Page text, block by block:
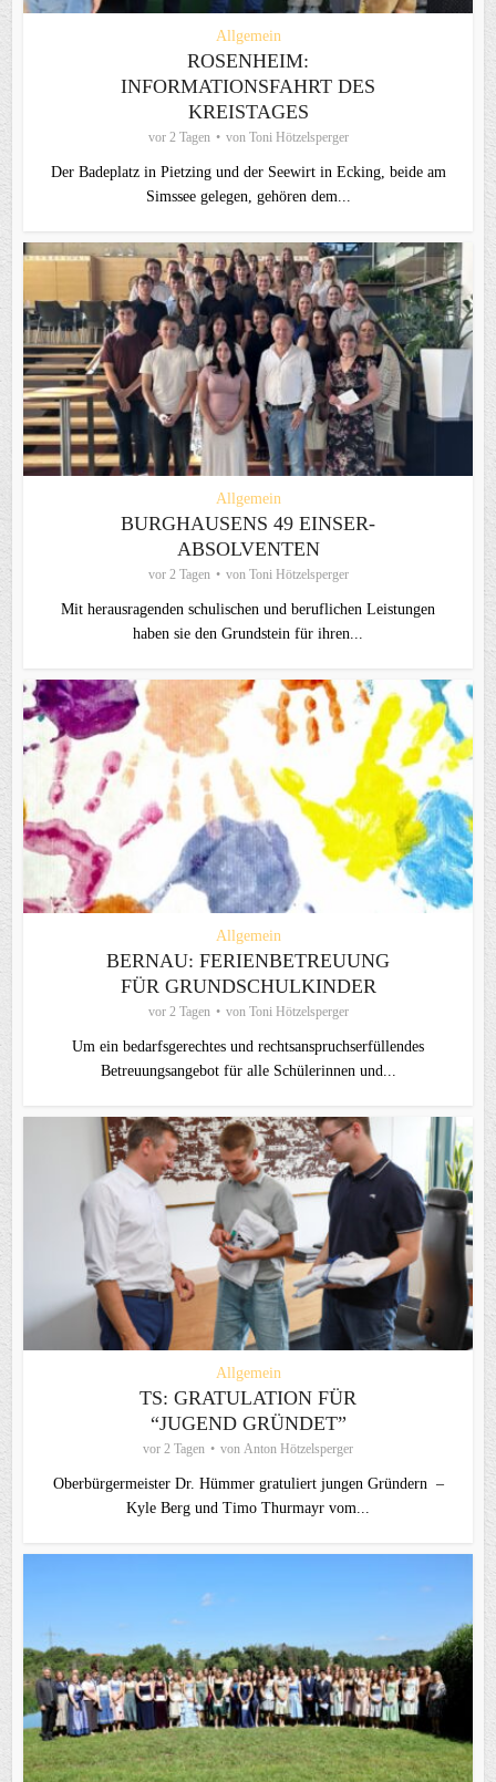
Allgemein
ROSENHEIM:
INFORMATIONSFAHRT DES
KREISTAGES
vor 2 Tagen von Toni Hötzelsperger
Der Badeplatz in Pietzing und der Seewirt in Ecking, beide am
Simssee gelegen, gehören dem...
Allgemein
BURGHAUSENS 49 EINSER-
ABSOLVENTEN
vor 2 Tagen von Toni Hötzelsperger
Mit herausragenden schulischen und beruflichen Leistungen
haben sie den Grundstein für ihren...
Allgemein
BERNAU: FERIENBETREUUNG
FÜR GRUNDSCHULKINDER
vor 2 Tagen von Toni Hötzelsperger
Um ein bedarfsgerechtes und rechtsanspruchserfüllendes
Betreuungsangebot für alle Schülerinnen und...
Allgemein
TS: GRATULATION FÜR
“JUGEND GRÜNDET”
vor 2 Tagen von Anton Hötzelsperger
Oberbürgermeister Dr. Hümmer gratuliert jungen Gründern –
Kyle Berg und Timo Thurmayr vom...